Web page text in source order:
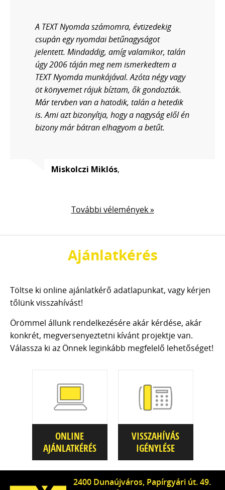
A TEXT Nyomda számomra, évtizedekig
csupán egy nyomdai betűnagyságot
jelentett. Mindaddig, amíg valamikor, talán
úgy 2006 táján meg nem ismerkedtem a
TEXT Nyomda munkájával. Azóta négy vagy
öt könyvemet rájuk bíztam, ők gondozták.
Már tervben van a hatodik, talán a hetedik
is. Ami azt bizonyítja, hogy a nagyság elől én
bizony már bátran elhagyom a betűt.
Miskolczi Miklós,
További vélemények »
Ajánlatkérés
Töltse ki online ajánlatkérő adatlapunkat, vagy kérjen
tőlünk visszahívást!
Örömmel állunk rendelkezésére akár kérdése, akár
konkrét, megversenyeztetni kívánt projektje van.
Válassza ki az Önnek leginkább megfelelő lehetőséget!
ONLINE
AJÁNLATKÉRÉS
VISSZAHÍVÁS
IGÉNYLÉSE
2400 Dunaújváros, Papírgyári út. 49.